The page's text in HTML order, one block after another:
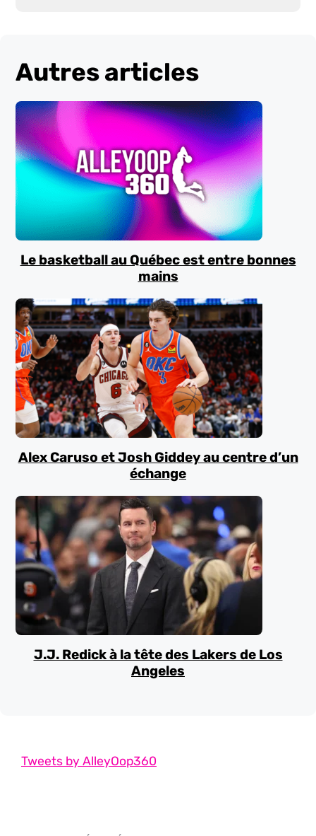
Autres articles
Le basketball au Québec est entre bonnes
mains
Alex Caruso et Josh Giddey au centre d’un
échange
J.J. Redick à la tête des Lakers de Los
Angeles
Tweets by AlleyOop360